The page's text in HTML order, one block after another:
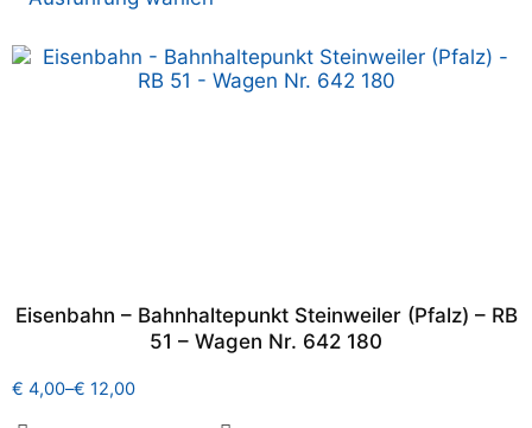
Eisenbahn – Bahnhaltepunkt Steinweiler (Pfalz) – RB
51 – Wagen Nr. 642 180
€ 4,00–€ 12,00